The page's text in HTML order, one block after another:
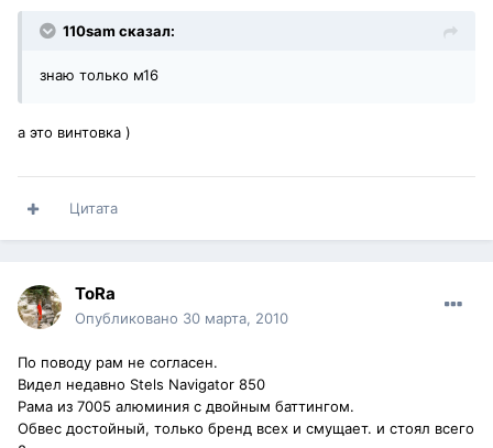
110sam сказал:
знаю только м16
а это винтовка )
Цитата
ToRa
Опубликовано 30 марта, 2010
По поводу рам не согласен.
Видел недавно Stels Navigator 850
Рама из 7005 алюминия с двойным баттингом.
Обвес достойный, только бренд всех и смущает. и стоял всего